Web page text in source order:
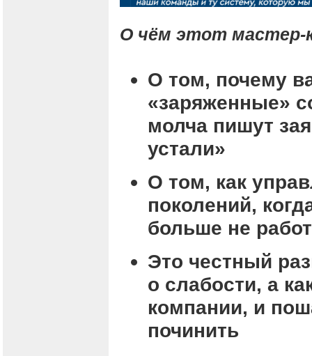
О чём этот мастер-
О том, почему
«заряженные»
молча пишут
устали»
О том, как
поколений,
больше не
Это честный
о слабости, а
компании, и
починить